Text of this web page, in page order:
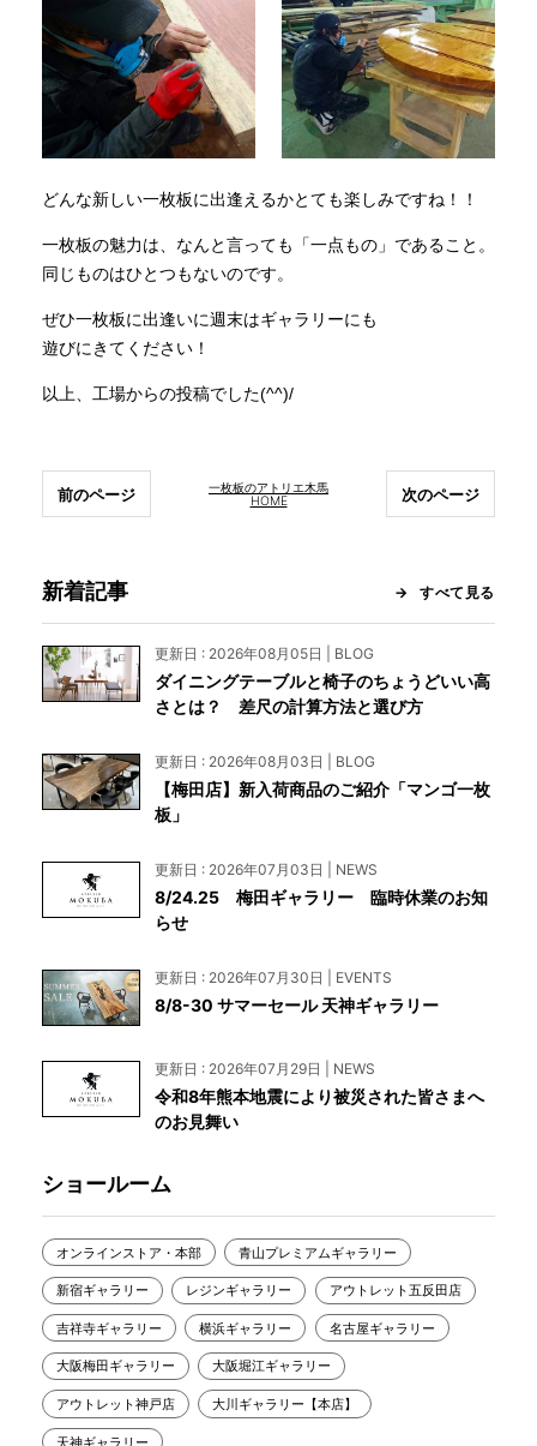
どんな新しい一枚板に出逢えるかとても楽しみですね！！
一枚板の魅力は、なんと言っても「一点もの」であること。
同じものはひとつもないのです。
ぜひ一枚板に出逢いに週末はギャラリーにも
遊びにきてください！
以上、工場からの投稿でした(^^)/
一枚板のアトリエ木馬
HOME
前のページ 次のページ
新着記事 すべて見る
更新日 : 2026年08月05日 | BLOG
ダイニングテーブルと椅子のちょうどいい高
さとは？ 差尺の計算方法と選び方
更新日 : 2026年08月03日 | BLOG
【梅田店】新入荷商品のご紹介「マンゴ一枚
板」
更新日 : 2026年07月03日 | NEWS
8/24.25 梅田ギャラリー 臨時休業のお知
らせ
更新日 : 2026年07月30日 | EVENTS
8/8-30 サマーセール 天神ギャラリー
更新日 : 2026年07月29日 | NEWS
令和8年熊本地震により被災された皆さまへ
のお見舞い
ショールーム
オンラインストア・本部 青山プレミアムギャラリー
新宿ギャラリー レジンギャラリー アウトレット五反田店
吉祥寺ギャラリー 横浜ギャラリー 名古屋ギャラリー
大阪梅田ギャラリー 大阪堀江ギャラリー
アウトレット神戸店 大川ギャラリー【本店】
天神ギャラリー